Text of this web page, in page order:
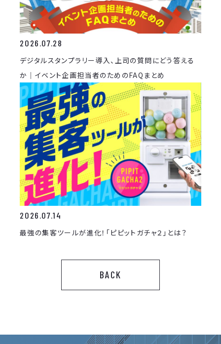
2026.07.28
デジタルスタンプラリー導入、上司の質問にどう答える
か｜イベント企画担当者のためのFAQまとめ
2026.07.14
最強の集客ツールが進化！「ピピットガチャ２」とは？
BACK